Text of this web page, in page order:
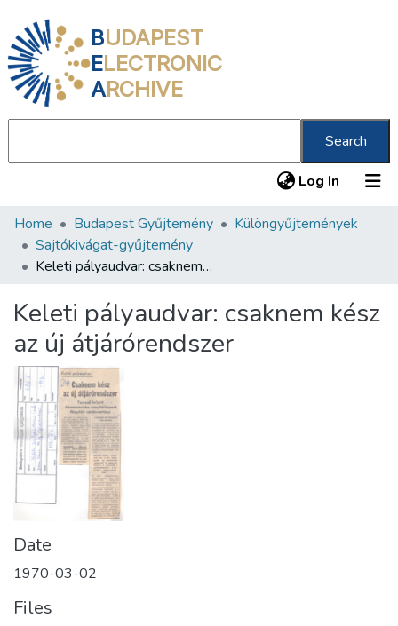
BUDAPEST
ELECTRONIC
ARCHIVE
Search
Log In (current)
Communities & Collections
All of DSpace
About us
Home Budapest Gyűjtemény
Különgyűjtemények
Sajtókivágat-gyűjtemény
Keleti pályaudvar: csaknem kész az új átjárórendszer
Keleti pályaudvar: csaknem kész
az új átjárórendszer
Date
1970-03-02
Files